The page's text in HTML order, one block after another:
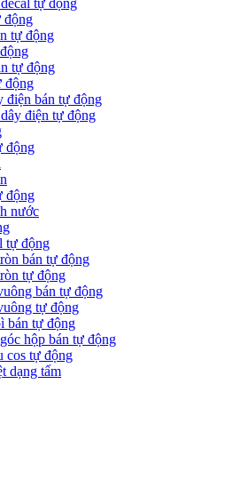
tự động
động
tự động
tự động
động
điện bán tự động
điện tự động
động
động
nước
tự động
bán tự động
tự động
bán tự động
tự động
bán tự động
hộp bán tự động
cos tự động
dạng tấm